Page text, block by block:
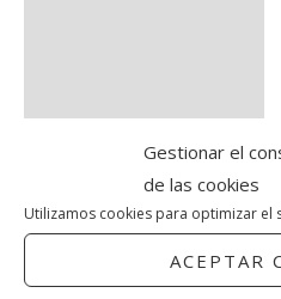
Gestionar el
de las cookies
Utilizamos cookies para optimizar el
ACEPTAR